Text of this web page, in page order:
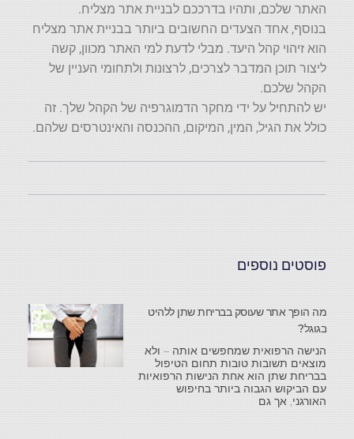
האתר שלכם, ותהיו בדרככם לבניית אתר מצליח.
בנוסף, אחד הצעדים החשובים ביותר בבניית אתר מצליח
הוא זיהוי קהל היעד. מבלי לדעת למי האתר מכוון, קשה
ליצור תוכן המדבר לצרכים, לרצונות ולתחומי העניין של
הקהל שלכם.
יש להתחיל על ידי מחקר הדמוגרפיה של הקהל שלך. זה
כולל את הגיל, המין, המיקום, ההכנסה והאינטרסים שלהם.
פוסטים נוספים
מה הופך אתר שעוסק בבריחת שתן ללהיט
בגוגל?
הנישה הרפואית שמחפשים אותה – ולא
מוצאים תשובות טובות תחום הטיפול
בבריחת שתן הוא אחת הנישות הרפואיות
עם הביקוש הגבוה ביותר בחיפוש
האורגני, אך גם